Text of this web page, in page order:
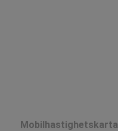
Mobilhastighetskarta